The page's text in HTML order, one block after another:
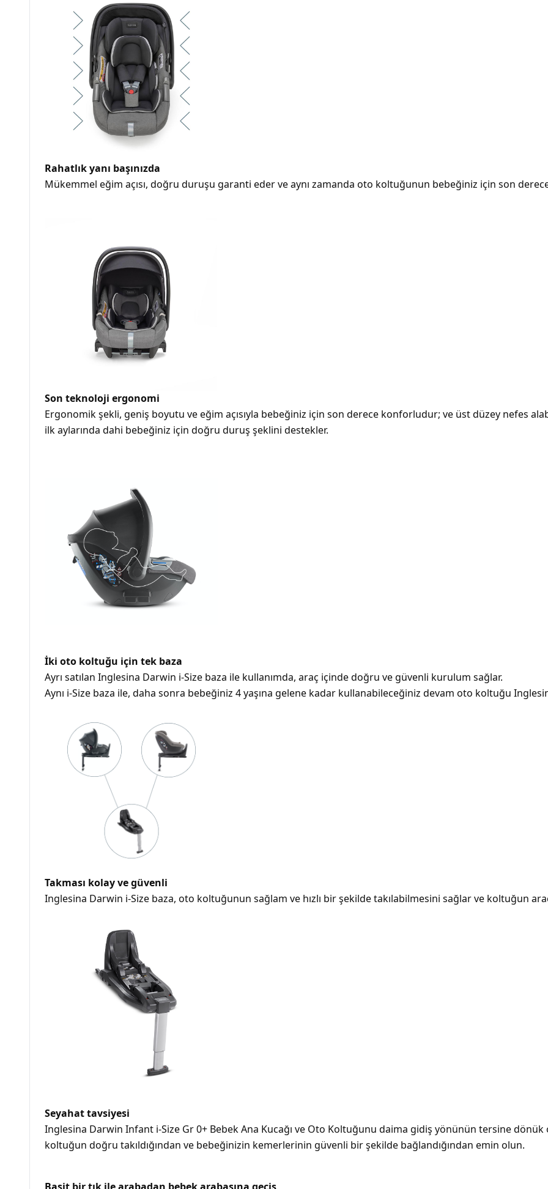
Rahatlık yanı başınızda
Mükemmel eğim açısı, doğru duruşu garanti eder ve aynı zamanda oto koltuğunun bebeğiniz için son
Son teknoloji ergonomi
Ergonomik şekli, geniş boyutu ve eğim açısıyla bebeğiniz için son derece konforludur; ve üst düzey nefes
ilk aylarında dahi bebeğiniz için doğru duruş şeklini destekler.
İki oto koltuğu için tek baza
Ayrı satılan Inglesina Darwin i-Size baza ile kullanımda, araç içinde doğru ve güvenli kurulum sağlar.
Aynı i-Size baza ile, daha sonra bebeğiniz 4 yaşına gelene kadar kullanabileceğiniz devam oto koltuğu
Takması kolay ve güvenli
Inglesina Darwin i-Size baza, oto koltuğunun sağlam ve hızlı bir şekilde takılabilmesini sağlar ve koltuğun
Seyahat tavsiyesi
Inglesina Darwin Infant i-Size Gr 0+ Bebek Ana Kucağı ve Oto Koltuğunu daima gidiş yönünün tersine dönük
koltuğun doğru takıldığından ve bebeğinizin kemerlerinin güvenli bir şekilde bağlandığından emin olun.